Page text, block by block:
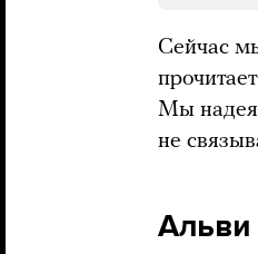
Сейчас
Мы
не